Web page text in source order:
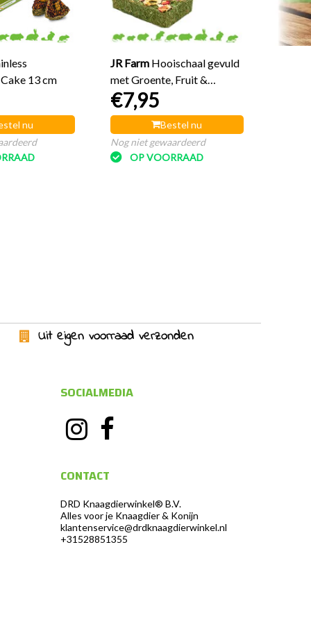
13 cm
nu
JR Farm Hooischaal gevuld
met Groente, Fruit &
Bloemen
€7,95
Bestel nu
Nog niet gewaardeerd
OP VOORRAAD
Nog
Uit eigen voorraad verzonden
SOCIALMEDIA
CONTACT
DRD Knaagdierwinkel® B.V.
Alles voor je Knaagdier & Konijn
klantenservice@drdknaagdierwinkel.nl
+31528851355